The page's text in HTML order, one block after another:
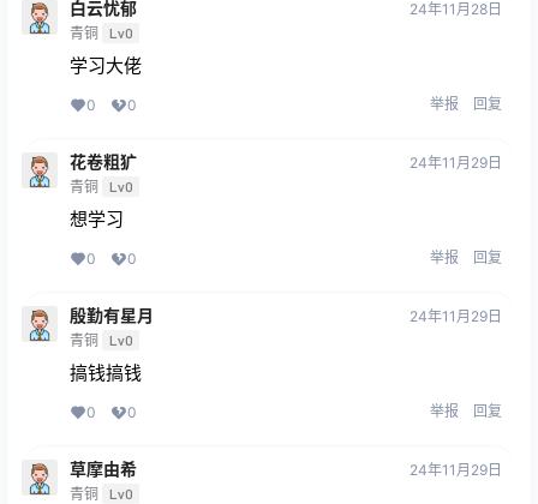
白云忧郁
青铜 Lv0
24年11月28日
学习大佬
0 0 举报 回复
花卷粗犷
青铜 Lv0
24年11月29日
想学习
0 0 举报 回复
殷勤有星月
青铜 Lv0
24年11月29日
搞钱搞钱
0 0 举报 回复
草摩由希
青铜 Lv0
24年11月29日